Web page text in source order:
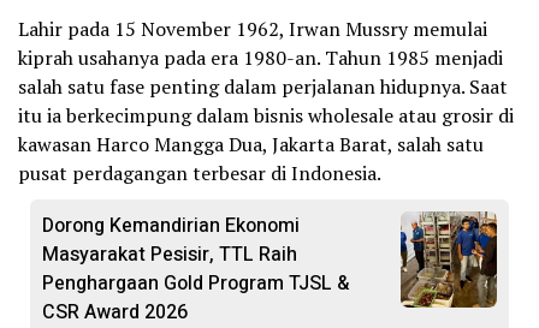
Lahir pada 15 November 1962, Irwan Mussry memulai
kiprah usahanya pada era 1980-an. Tahun 1985 menjadi
salah satu fase penting dalam perjalanan hidupnya. Saat
itu ia berkecimpung dalam bisnis wholesale atau grosir di
kawasan Harco Mangga Dua, Jakarta Barat, salah satu
pusat perdagangan terbesar di Indonesia.
Dorong Kemandirian Ekonomi
Masyarakat Pesisir, TTL Raih
Penghargaan Gold Program TJSL &
CSR Award 2026